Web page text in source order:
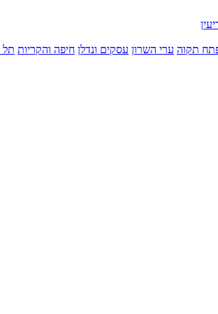
תקוה ערי השרון עסקים ונדלן חיפה והקריות תל